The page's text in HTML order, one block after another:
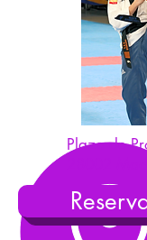
Plaza de
28002